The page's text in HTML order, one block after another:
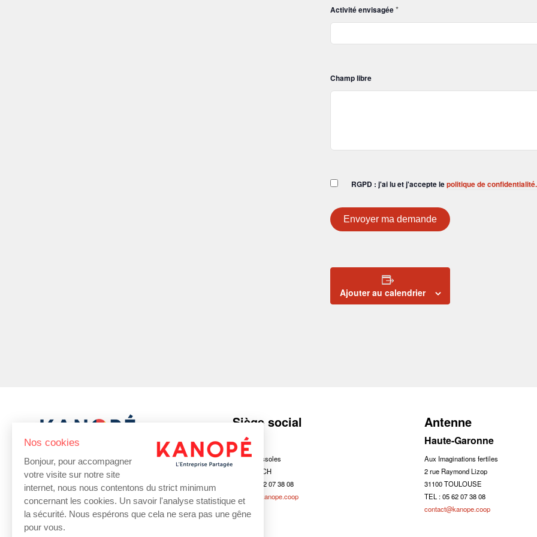
Activité envisagée*
Champ libre
RGPD : j'ai lu et j'accepte lepolitique de confidentialité.
Ajouter au calendrier
RCS Auch 429 228 018
SCOP SA à capital variable
APE 7112B - TVA Intra-communautaire
FR45429228018
Siège social
Gers
68 rue Dessoles
32000 AUCH
TEL : 05 62 07 38 08
contact@kanope.coop
Antenne
Haute-Garonne
Aux Imaginations fertiles
2 rue Raymond Lizop
31100 TOULOUSE
TEL : 05 62 07 38 08
contact@kanope.coop
Nos cookies
Bonjour, pour accompagner
votre visite sur notre site
internet, nous nous contentons du strict minimum
concernant les cookies. Un savoir l'analyse statistique et
la sécurité. Nous espérons que cela ne sera pas une gêne
pour vous.